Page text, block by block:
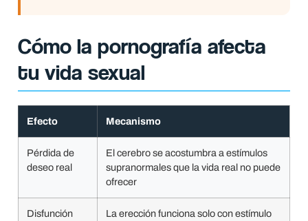
Cómo la pornografía afecta
tu vida sexual
Efecto Mecanismo
Pérdida de
deseo real
El cerebro se acostumbra a estímulos
supranormales que la vida real no puede
ofrecer
Disfunción
La erección funciona solo con estímulo